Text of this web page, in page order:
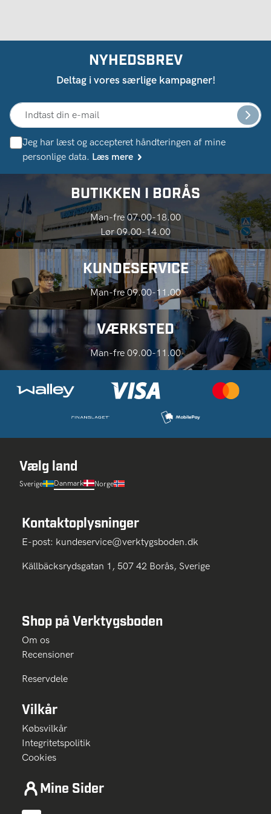
NYHEDSBREV
Deltag i vores særlige kampagner!
Jeg har læst og accepteret håndteringen af ​​mine
personlige data. Læs mere
BUTIKKEN I BORÅS
Man-fre 07.00-18.00
Lør 09.00-14.00
KUNDESERVICE
Man-fre 09.00-11.00
VÆRKSTED
Man-fre 09.00-11.00
Vælg land
Sverige Danmark Norge
Kontaktoplysninger
E-post: kundeservice@verktygsboden.dk
Källbäcksrydsgatan 1, 507 42 Borås, Sverige
Shop på Verktygsboden
Om os
Recensioner
Reservdele
Vilkår
Købsvilkår
Integritetspolitik
Cookies
Mine Sider